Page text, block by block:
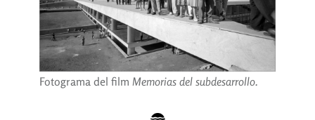
Fotograma del film Memorias del subdesarrollo.